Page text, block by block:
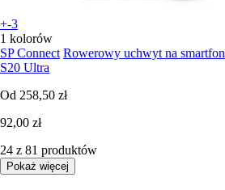
+-3
1 kolorów
SP Connect Rowerowy uchwyt na
S20 Ultra
Od 258,50 zł
92,00 zł
24 z 81 produktów
Pokaż więcej